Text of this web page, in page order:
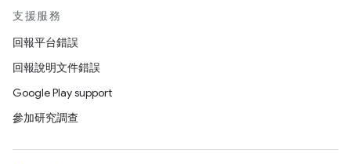
支援服務
回報平台錯誤
回報說明文件錯誤
Google Play support
參加研究調查